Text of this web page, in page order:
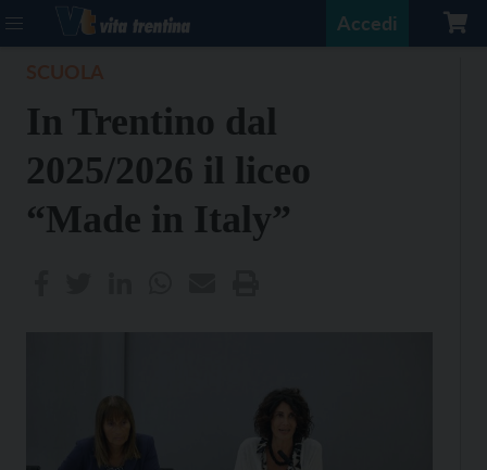
Accedi
In Trentino dal
2025/2026 il liceo
“Made in Italy”